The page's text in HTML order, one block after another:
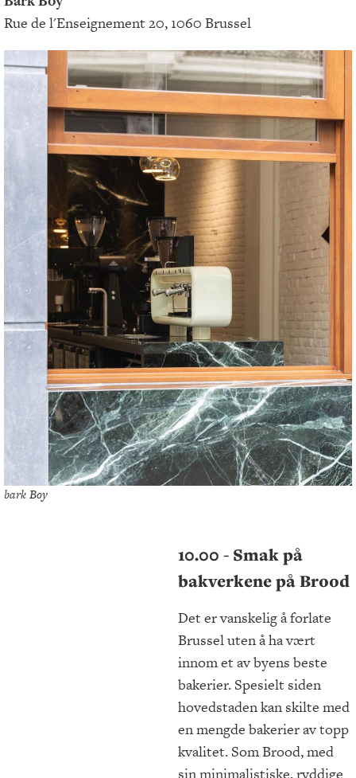
Rue de l'Enseignement 20, 1060 Brussel
bark Boy
10.00 - Smak på
bakverkene på Brood
Det er vanskelig å forlate
Brussel uten å ha vært
innom et av byens beste
bakerier. Spesielt siden
hovedstaden kan skilte med
en mengde bakerier av topp
kvalitet. Som Brood, med
sin minimalistiske, ryddige